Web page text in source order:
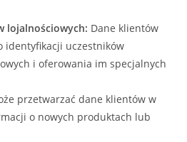
lojalnościowych: Dane klientów
identyfikacji uczestników
i oferowania im specjalnych
przetwarzać dane klientów w
o nowych produktach lub